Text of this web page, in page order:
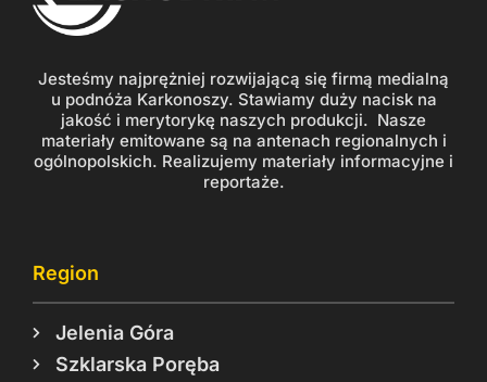
Jesteśmy najprężniej rozwijającą się firmą medialną
u podnóża Karkonoszy. Stawiamy duży nacisk na
jakość i merytorykę naszych produkcji. Nasze
materiały emitowane są na antenach regionalnych i
ogólnopolskich. Realizujemy materiały informacyjne i
reportaże.
Region
Jelenia Góra
Szklarska Poręba